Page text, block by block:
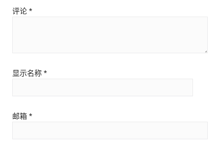
评论 *
显示名称 *
邮箱 *